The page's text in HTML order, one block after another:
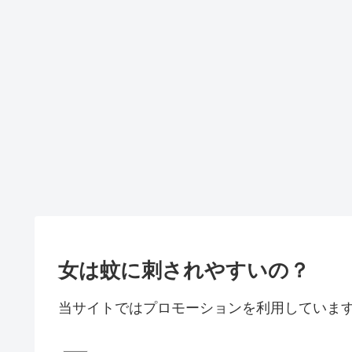
女は蚊に刺されやすいの？
当サイトではプロモーションを利用していま